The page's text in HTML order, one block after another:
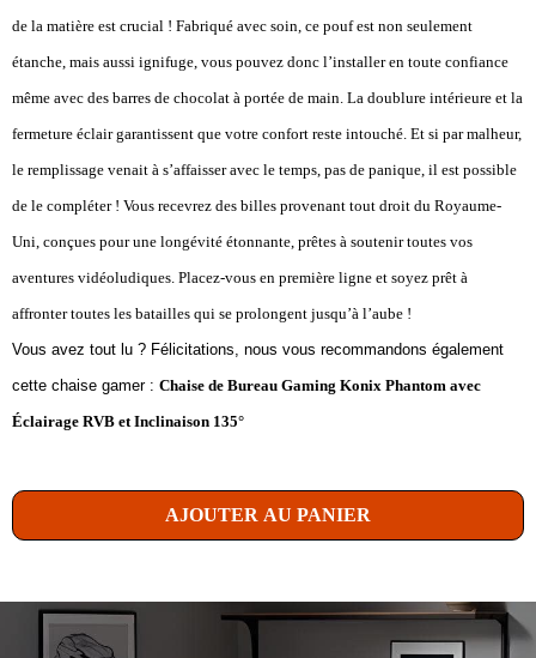
de la matière est crucial ! Fabriqué avec soin, ce pouf est non seulement
étanche, mais aussi ignifuge, vous pouvez donc l’installer en toute confiance
même avec des barres de chocolat à portée de main. La doublure intérieure et la
fermeture éclair garantissent que votre confort reste intouché. Et si par malheur,
le remplissage venait à s’affaisser avec le temps, pas de panique, il est possible
de le compléter ! Vous recevrez des billes provenant tout droit du Royaume-
Uni, conçues pour une longévité étonnante, prêtes à soutenir toutes vos
aventures vidéoludiques. Placez-vous en première ligne et soyez prêt à
affronter toutes les batailles qui se prolongent jusqu’à l’aube !
Vous avez tout lu ? Félicitations, nous vous recommandons également
cette chaise gamer : Chaise de Bureau Gaming Konix Phantom avec
Éclairage RVB et Inclinaison 135°
AJOUTER AU PANIER